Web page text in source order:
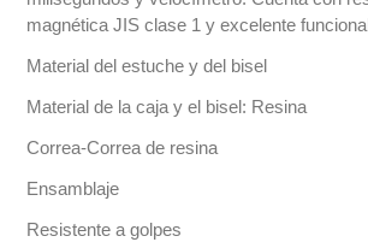
magnética JIS clase 1 y excelente
Material del estuche y del bisel
Material de la caja y el bisel: Resina
Correa-Correa de resina
Ensamblaje
Resistente a golpes